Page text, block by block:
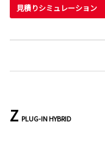
見積りシミュレーション
Z PLUG-IN HYBRID